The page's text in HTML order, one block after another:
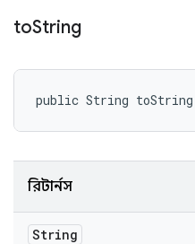
toString
public String
রিটার্নস
String